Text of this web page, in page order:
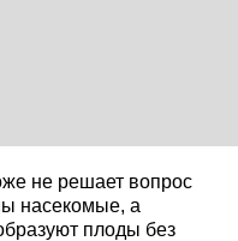
не решает вопрос
насекомые, а
плоды без